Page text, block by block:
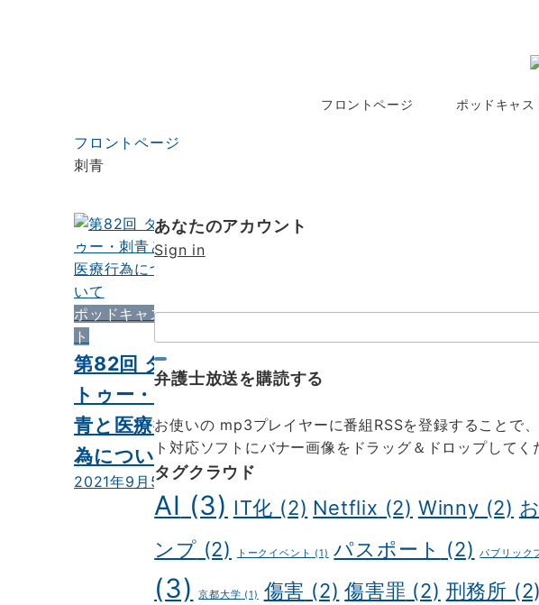
フロントページ ポッドキャス
フロントページ
刺青
ポッドキャス
ト
第82回 タ
トゥー・刺
青と医療行
為について
2021年9月5日
あなたのアカウント
Sign in
検
索：
弁護士放送を購読する
お使いの mp3プレイヤーに番組RSSを登録することで
ト対応ソフトにバナー画像をドラッグ＆ドロップしてく
タグクラウド
AI (3) IT化 (2) Netflix (2) Winny (2)
ンプ (2) トークイベント (1) パスポート (2) パブリック
(3)
京都大学 (1) 傷害 (2) 傷害罪 (2) 刑務所 (2)